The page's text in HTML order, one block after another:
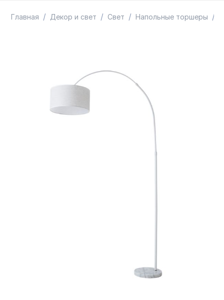
Главная / Декор и свет / Свет / Напольные торшеры /